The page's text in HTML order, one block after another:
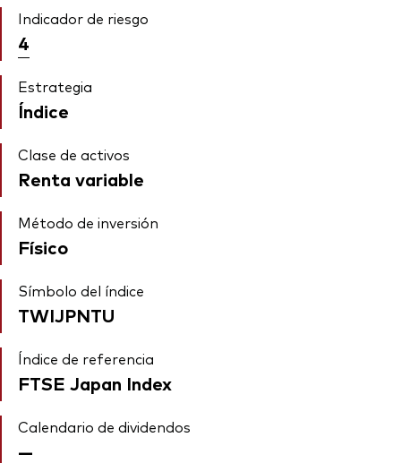
Indicador de riesgo
4
Estrategia
Índice
Clase de activos
Renta variable
Método de inversión
Físico
Símbolo del índice
TWIJPNTU
Índice de referencia
FTSE Japan Index
Calendario de dividendos
—